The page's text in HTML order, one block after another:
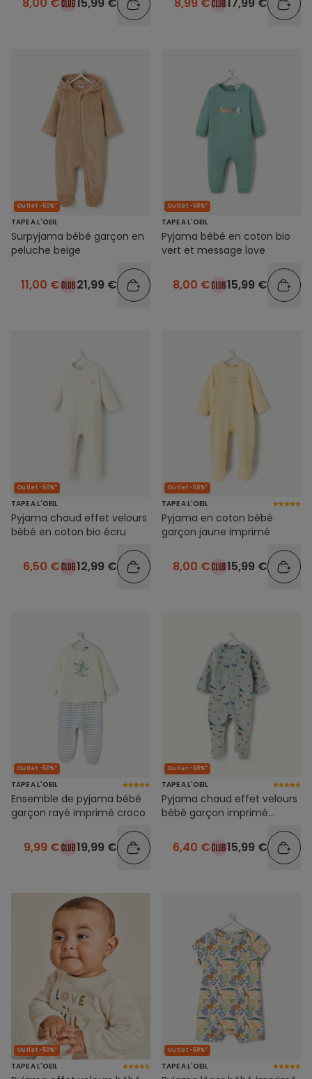
8,00 € 15,99 € 8,99 € 17,99 €
Outlet -50%*
TAPE A L'OEIL
Surpyjama bébé garçon en
peluche beige
11,00 € 21,99 €
Outlet -50%*
TAPE A L'OEIL
Pyjama bébé en coton bio
vert et message love
8,00 € 15,99 €
Outlet -50%*
TAPE A L'OEIL
Pyjama chaud effet velours
bébé en coton bio écru
6,50 € 12,99 €
Outlet -50%*
TAPE A L'OEIL
Pyjama en coton bébé
garçon jaune imprimé
8,00 € 15,99 €
Outlet -50%*
TAPE A L'OEIL
Ensemble de pyjama bébé
garçon rayé imprimé croco
9,99 € 19,99 €
Outlet -60%*
TAPE A L'OEIL
Pyjama chaud effet velours
bébé garçon imprimé
6,40 € 15,99 €
Outlet -50%*
TAPE A L'OEIL
Outlet -50%*
TAPE A L'OEIL